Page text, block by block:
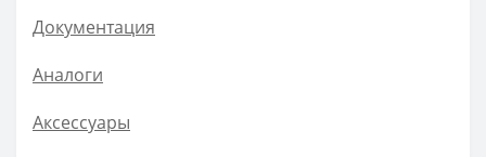
Документация
Аналоги
Аксессуары